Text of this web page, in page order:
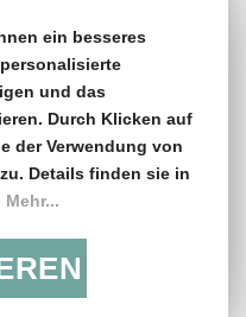
ein besseres
und das
Durch Klicken auf
der Verwendung von
Details finden sie in
Mehr...
Rückversand